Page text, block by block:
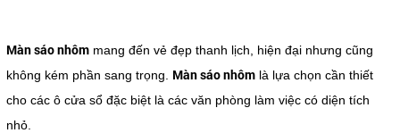
Màn sáo nhômmang đến vẻ đẹp thanh lịch, hiện đại nhưng cũng
không kém phần sang trọng. Màn sáo nhômlà lựa chọn cần thiết
cho các ô cửa sổ đặc biệt là các văn phòng làm việc có diện tích
nhỏ.